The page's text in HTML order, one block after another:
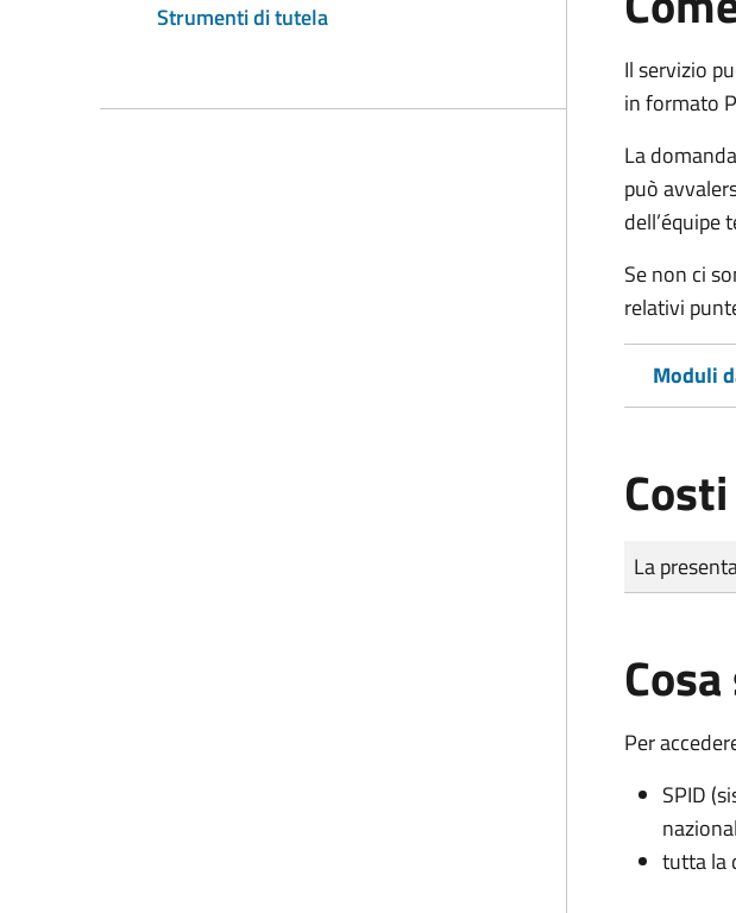
Strumenti di tutela
Il servizio
in formato
La
può
dell’équipe
Se non ci
relativi
Moduli
Costi
Tipo di
Importo
La
Per
SPID
tutta la